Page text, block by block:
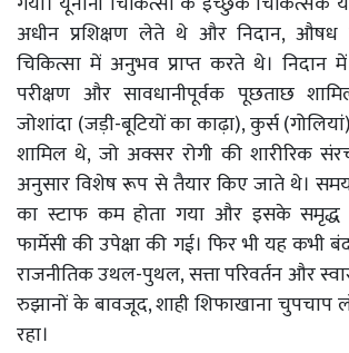
अधीन प्रशिक्षण लेते थे और निदान, औषध
चिकित्सा में अनुभव प्राप्त करते थे। निदान में
परीक्षण और सावधानीपूर्वक पूछताछ
जोशांदा (जड़ी-बूटियों का काढ़ा), कुर्स
शामिल थे, जो अक्सर रोगी की शारीरिक
अनुसार विशेष रूप से तैयार किए जाते थे।
का स्टाफ कम होता गया और इसके
फार्मेसी की उपेक्षा की गई। फिर भी यह कभी
राजनीतिक उथल-पुथल, सत्ता परिवर्तन और
रुझानों के बावजूद, शाही शिफाखाना चुपचाप
रहा।